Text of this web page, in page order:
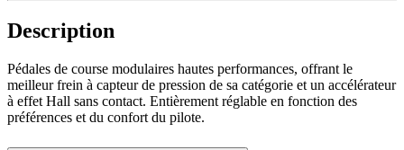
Description
Pédales de course modulaires hautes performances, offrant le
meilleur frein à capteur de pression de sa catégorie et un accélérateur
à effet Hall sans contact. Entièrement réglable en fonction des
préférences et du confort du pilote.